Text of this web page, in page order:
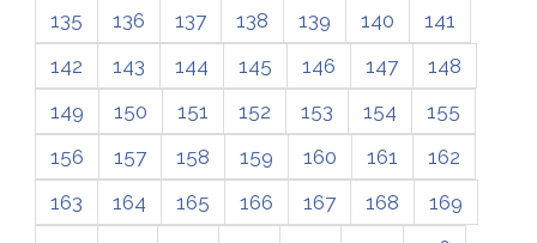
135
136 137 138 139 140
141
142
143 144 145 146 147
148
149
150 151 152 153 154
155
156
157 158 159 160 161
162
163
164 165 166 167 168
169